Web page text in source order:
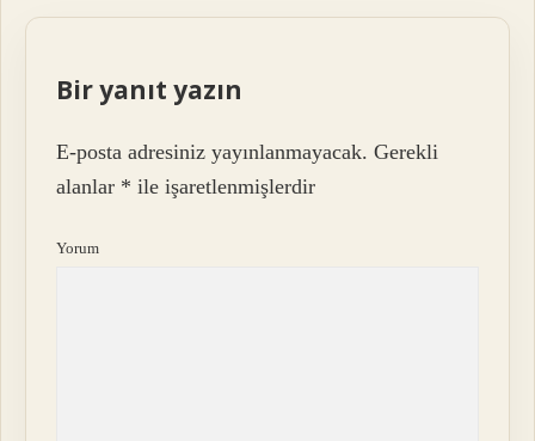
Bir yanıt yazın
E-posta adresiniz yayınlanmayacak. Gerekli
alanlar * ile işaretlenmişlerdir
Yorum